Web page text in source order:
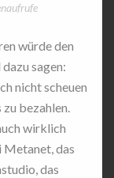
würde den
sagen:
nicht scheuen
bezahlen.
wirklich
Metanet, das
das